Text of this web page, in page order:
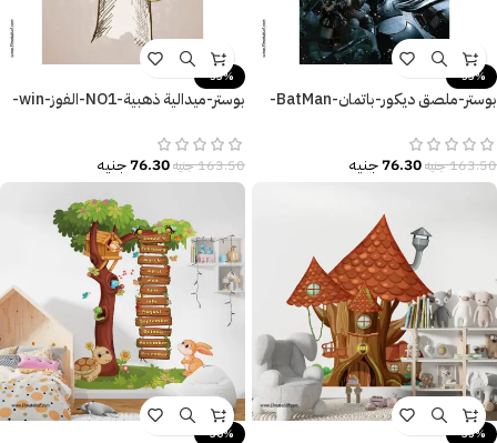
-53%
بوستر-ملصق ديكور-باتمان-BatMan-
163.50جنيه76.30جنيه
-53%
بوستر-ميدالية ذهبية-NO1-الفوز-win-
163.50جنيه76.30جنيه
-35%
-30%